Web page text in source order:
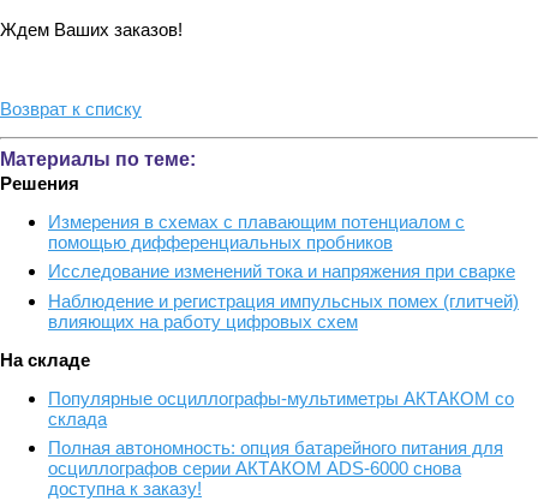
Ждем Ваших заказов!
Возврат к списку
Материалы по теме:
Решения
Измерения в схемах с плавающим потенциалом с
помощью дифференциальных пробников
Исследование изменений тока и напряжения при сварке
Наблюдение и регистрация импульсных помех (глитчей)
влияющих на работу цифровых схем
На складе
Популярные осциллографы-мультиметры АКТАКОМ со
склада
Полная автономность: опция батарейного питания для
осциллографов серии АКТАКОМ ADS-6000 снова
доступна к заказу!